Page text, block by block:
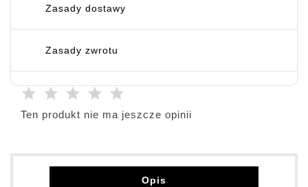
Zasady dostawy
Zasady zwrotu
Ten produkt nie ma jeszcze opinii
Opis